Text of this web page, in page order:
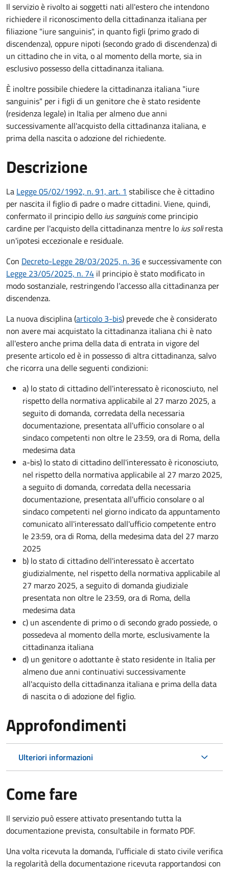
Il servizio è rivolto ai soggetti nati all'estero che intendono
richiedere il riconoscimento della cittadinanza italiana per
filiazione "iure sanguinis", in quanto figli (primo grado di
discendenza), oppure nipoti (secondo grado di discendenza) di
un cittadino che in vita, o al momento della morte, sia in
esclusivo possesso della cittadinanza italiana.
È inoltre possibile chiedere la cittadinanza italiana "iure
sanguinis" per i figli di un genitore che è stato residente
(residenza legale) in Italia per almeno due anni
successivamente all'acquisto della cittadinanza italiana, e
prima della nascita o adozione del richiedente.
Descrizione
La Legge 05/02/1992, n. 91, art. 1 stabilisce che è cittadino
per nascita il figlio di padre o madre cittadini. Viene, quindi,
confermato il principio dello ius sanguiniscome principio
cardine per l'acquisto della cittadinanza mentre lo ius soliresta
un'ipotesi eccezionale e residuale.
Con Decreto-Legge 28/03/2025, n. 36e successivamente con
Legge 23/05/2025, n. 74 il principio è stato modificato in
modo sostanziale, restringendo l’accesso alla cittadinanza per
discendenza.
La nuova disciplina (articolo 3-bis) prevede cheèconsiderato
non avere mai acquistato la cittadinanza italiana chi è nato
all'estero anche prima della data di entrata in vigore del
presente articolo ed è in possesso di altra cittadinanza, salvo
che ricorra una delle seguenti condizioni:
a) lo stato di cittadino dell'interessato è riconosciuto, nel
rispetto della normativa applicabile al 27 marzo 2025, a
seguito di domanda, corredata della necessaria
documentazione, presentata all'ufficio consolare o al
sindaco competenti non oltre le 23:59, ora di Roma, della
medesima data
a-bis) lo stato di cittadino dell'interessato è riconosciuto,
nel rispetto della normativa applicabile al 27 marzo 2025,
a seguito di domanda, corredata della necessaria
documentazione, presentata all'ufficio consolare o al
sindaco competenti nel giorno indicato da appuntamento
comunicato all'interessato dall'ufficio competente entro
le 23:59, ora di Roma, della medesima data del 27 marzo
2025
b) lo stato di cittadino dell'interessato è accertato
giudizialmente, nel rispetto della normativa applicabile al
27 marzo 2025, a seguito di domanda giudiziale
presentata non oltre le 23:59, ora di Roma, della
medesima data
c) un ascendente di primo o di secondo grado possiede, o
possedeva al momento della morte, esclusivamente la
cittadinanza italiana
d) un genitore o adottante è stato residente in Italia per
almeno due anni continuativi successivamente
all'acquisto della cittadinanza italiana e prima della data
di nascita o di adozione del figlio.
Approfondimenti
Ulteriori informazioni
Come fare
Il servizio può essere attivato presentando tutta la
documentazione prevista, consultabile in formato PDF.
Una volta ricevuta la domanda, l'ufficiale di stato civile verifica
la regolarità della documentazione ricevuta rapportandosi con